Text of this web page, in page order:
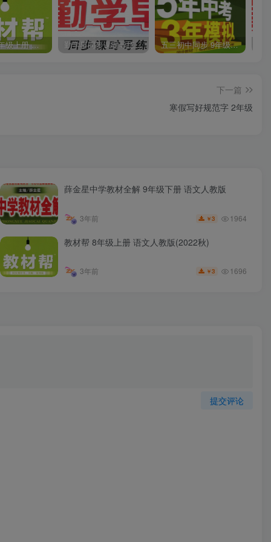
教材帮 8年级上册 语文人教版(2023秋) 勤学早同步课时导练 数学人教版 7年级上册 五三初中同步 9年级上册 数学人教版(2023版)
下一篇
寒假写好规范字 2年级
薛金星中学教材全解 9年级下册 语文人教版
3年前 ￥3 1964
教材帮 8年级上册 语文人教版(2022秋)
3年前 ￥3 1696
提交评论